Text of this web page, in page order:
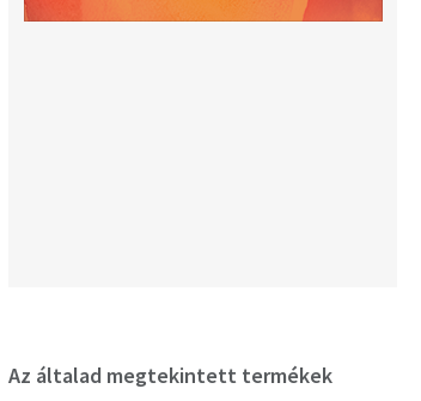
Az általad megtekintett termékek